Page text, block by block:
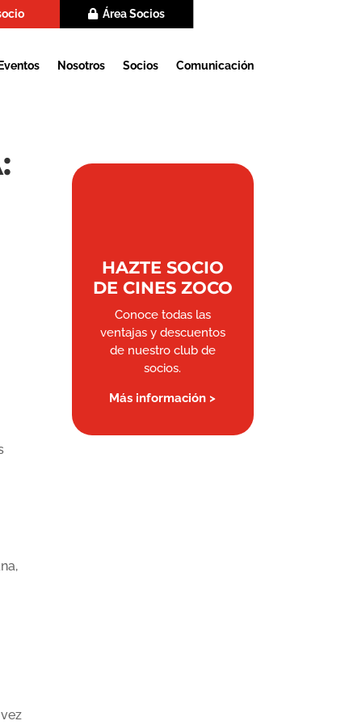
Área Socios
Eventos Nosotros Socios Comunicación
HAZTE SOCIO
DE CINES ZOCO
Conoce todas las
ventajas y descuentos
de nuestro club de
socios.
Más información >